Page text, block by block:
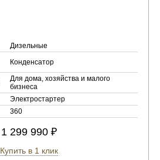
Дизельные
Конденсатор
Для дома, хозяйства и малого
бизнеса
Электростартер
360
1 299 990 ₽
Купить в 1 клик